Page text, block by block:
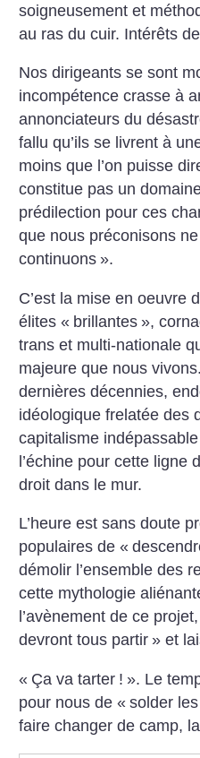
soigneusement et
au ras du cuir. Intérêts
Nos dirigeants se sont
incompétence crasse à
annonciateurs du
fallu qu’ils se livrent à
moins que l’on puisse
constitue pas un
prédilection pour ces
que nous préconisons
continuons ».
C’est la mise en oeuvre
élites « brillantes »,
trans et multi-nationale
majeure que nous
dernières décennies,
idéologique frelatée des
capitalisme
l’échine pour cette ligne
droit dans le mur.
L’heure est sans doute
populaires de «
démolir l’ensemble des
cette mythologie
l’avènement de ce
devront tous partir » et
« Ça va tarter ! ». Le
pour nous de « solder
faire changer de camp,